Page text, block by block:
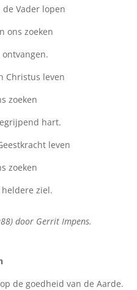
Vader lopen
ons zoeken
Christus leven
zoeken
hart.
leven
zoeken
ziel.
door Gerrit Impens.
de goedheid van de Aarde.